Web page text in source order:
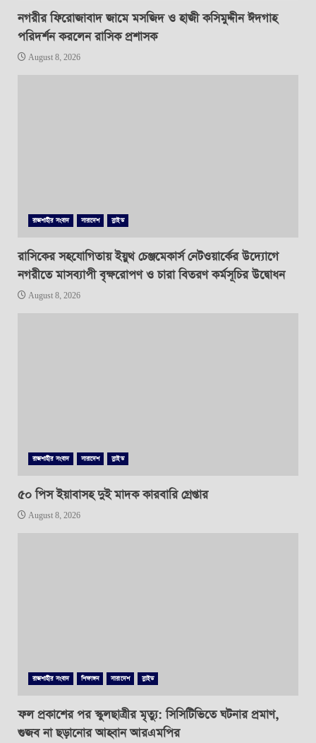
নগরীর ফিরোজাবাদ জামে মসজিদ ও হাজী কসিমুদ্দীন ঈদগাহ
পরিদর্শন করলেন রাসিক প্রশাসক
August 8, 2026
রাজশাহীর সংবাদ সারাদেশ স্লাইড
রাসিকের সহযোগিতায় ইয়ুথ চেঞ্জমেকার্স নেটওয়ার্কের উদ্যোগে
নগরীতে মাসব্যাপী বৃক্ষরোপণ ও চারা বিতরণ কর্মসূচির উদ্বোধন
August 8, 2026
রাজশাহীর সংবাদ সারাদেশ স্লাইড
৫০ পিস ইয়াবাসহ দুই মাদক কারবারি গ্রেপ্তার
August 8, 2026
রাজশাহীর সংবাদ শিক্ষাঙ্গন সারাদেশ স্লাইড
ফল প্রকাশের পর স্কুলছাত্রীর মৃত্যু: সিসিটিভিতে ঘটনার প্রমাণ,
গুজব না ছড়ানোর আহ্বান আরএমপির